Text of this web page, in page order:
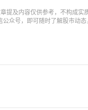
提及内容仅供参考，不构成实
公众号，即可随时了解股市动